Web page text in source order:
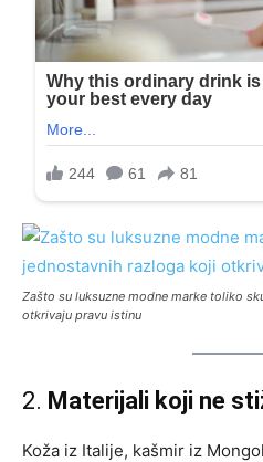
Zašto su luksuzne modne marke toliko
otkrivaju pravu istinu
2. Materijali koji ne
Koža iz Italije, kašmir iz